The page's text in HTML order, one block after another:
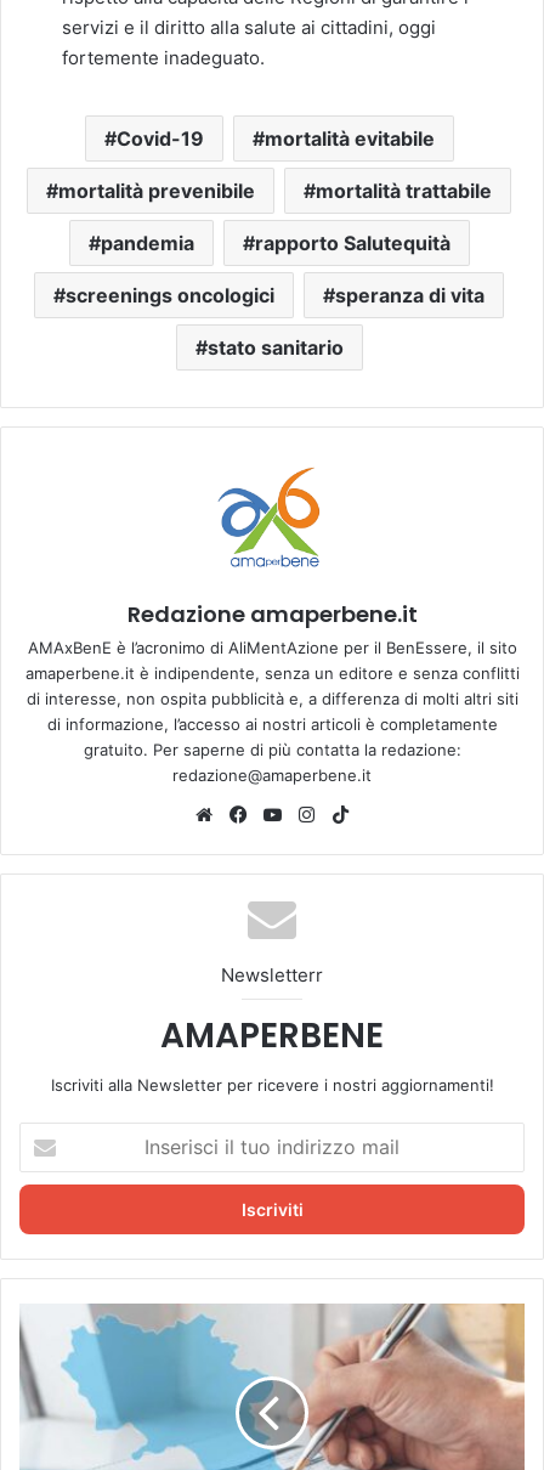
servizi e il diritto alla salute ai cittadini, oggi
fortemente inadeguato.
Covid-19 mortalità evitabile
mortalità prevenibile mortalità trattabile
pandemia rapporto Salutequità
screenings oncologici speranza di vita
stato sanitario
Redazione amaperbene.it
AMAxBenE è l’acronimo di AliMentAzione per il BenEssere, il sito
amaperbene.it è indipendente, senza un editore e senza conflitti
di interesse, non ospita pubblicità e, a differenza di molti altri siti
di informazione, l’accesso ai nostri articoli è completamente
gratuito. Per saperne di più contatta la redazione:
redazione@amaperbene.it
We
te
Fa
bo
ok
Yo
Tu
be
Ins
ra
k
Newsletterr
AMAPERBENE
Iscriviti alla Newsletter per ricevere i nostri aggiornamenti!
s
r
i
c
i
i
l
C
a
m
p
a